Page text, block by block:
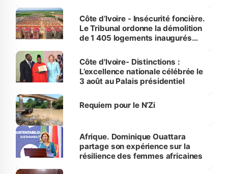
Côte d’Ivoire - Insécurité foncière.
Le Tribunal ordonne la démolition
de 1 405 logements inaugurés
Bassam
Côte d'Ivoire- Distinctions :
L’excellence nationale célébrée le
3 août au Palais présidentiel
Requiem pour le N’Zi
Afrique. Dominique Ouattara
partage son expérience sur la
résilience des femmes africaines